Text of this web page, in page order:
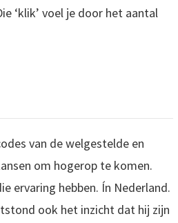
‘klik’ voel je door het aantal
van de welgestelde en
om hogerop te komen.
ervaring hebben. Ín Nederland.
ook het inzicht dat hij zijn